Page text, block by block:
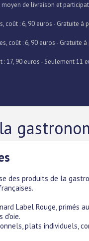
de livraison et
coût : 6, 90 euros - Gratuite
coût : 6, 90 euros - Gratuite
: 17, 90 euros - Seulement 11
des produits de la
Label Rouge, primés
d'oie.
plats individuels,